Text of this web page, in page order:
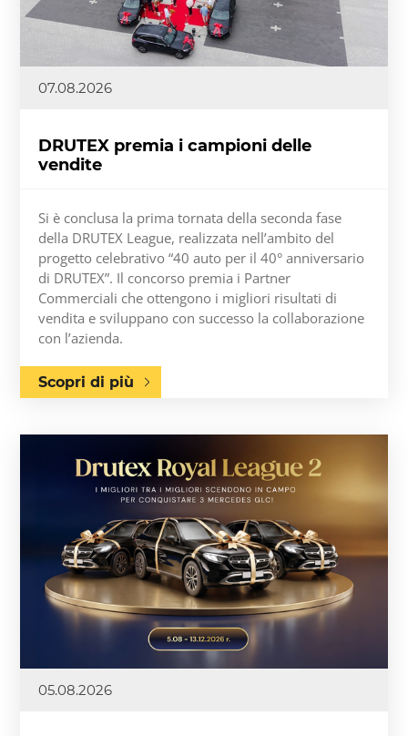
07.08.2026
DRUTEX premia i campioni delle
vendite
Si è conclusa la prima tornata della seconda fase
della DRUTEX League, realizzata nell’ambito del
progetto celebrativo “40 auto per il 40° anniversario
di DRUTEX”. Il concorso premia i Partner
Commerciali che ottengono i migliori risultati di
vendita e sviluppano con successo la collaborazione
con l’azienda.
Scopri di più
05.08.2026